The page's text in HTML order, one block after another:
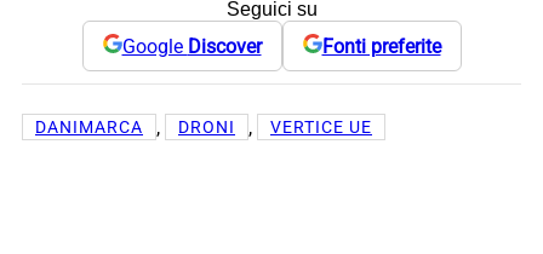
Seguici su
Google Discover Fonti preferite
DANIMARCA , DRONI , VERTICE UE